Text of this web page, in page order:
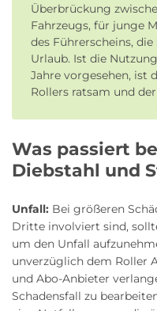
Überbrückung
Fahrzeugs, für junge
des Führerscheins,
Urlaub. Ist die
Jahre vorgesehen, ist
Rollers ratsam und
Was passiert
Diebstahl und
Unfall: Bei größeren
Dritte involviert sind,
um den Unfall
unverzüglich dem Roller
und Abo-Anbieter
Schadensfall zu